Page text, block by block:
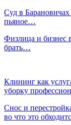
Суд в Барановичах
пьяное…
Физлица и бизнес
брать…
Клининг как
уборку
Снос и
во что это